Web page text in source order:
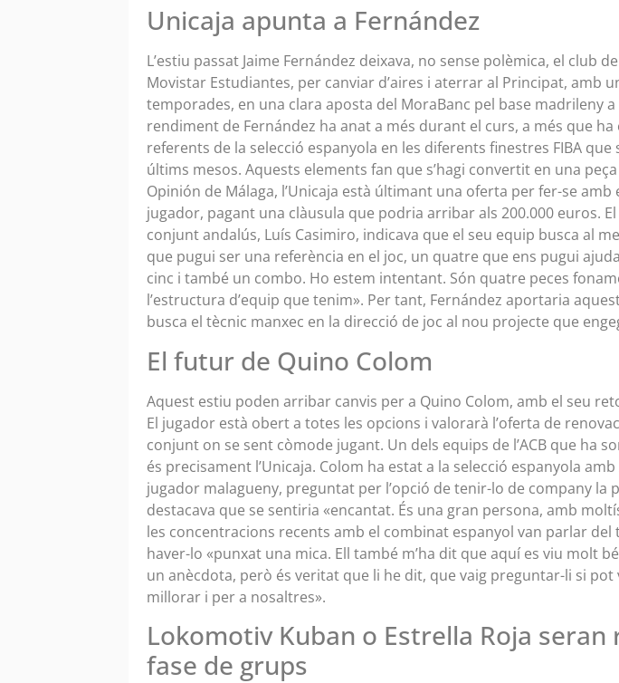
Unicaja apunta a Fernández
L’estiu passat Jaime Fernández deixava, no sense polèmica, el club
Movistar Estudiantes, per canviar d’aires i aterrar al Principat, amb
temporades, en una clara aposta del MoraBanc pel base madrileny
rendiment de Fernández ha anat a més durant el curs, a més que ha
referents de la selecció espanyola en les diferents finestres FIBA que
últims mesos. Aquests elements fan que s’hagi convertit en una
Opinión de Málaga, l’Unicaja està últimant una oferta per fer-se amb
jugador, pagant una clàusula que podria arribar als 200.000 euros.
conjunt andalús, Luís Casimiro, indicava que el seu equip busca al
que pugui ser una referència en el joc, un quatre que ens pugui
cinc i també un combo. Ho estem intentant. Són quatre peces
l’estructura d’equip que tenim». Per tant, Fernández aportaria
busca el tècnic manxec en la direcció de joc al nou projecte que
El futur de Quino Colom
Aquest estiu poden arribar canvis per a Quino Colom, amb el seu
El jugador està obert a totes les opcions i valorarà l’oferta de
conjunt on se sent còmode jugant. Un dels equips de l’ACB que ha
és precisament l’Unicaja. Colom ha estat a la selecció espanyola
jugador malagueny, preguntat per l’opció de tenir-lo de company la
destacava que se sentiria «encantat. És una gran persona, amb
les concentracions recents amb el combinat espanyol van parlar del
haver-lo «punxat una mica. Ell també m’ha dit que aquí es viu molt
un anècdota, però és veritat que li he dit, que vaig preguntar-li si pot
millorar i per a nosaltres».
Lokomotiv Kuban o Estrella Roja seran
fase de grups